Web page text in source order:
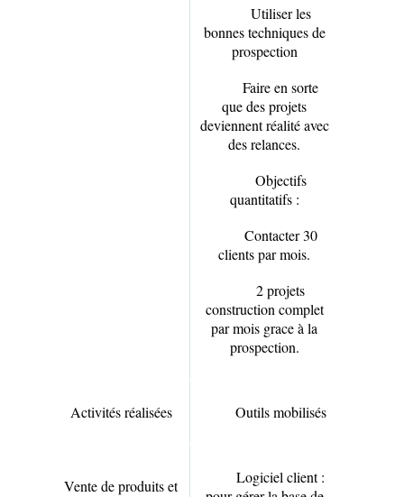
Utiliser les
bonnes techniques de
prospection
Faire en sorte
que des projets
deviennent réalité avec
des relances.
Objectifs
quantitatifs :
Contacter 30
clients par mois.
2 projets
construction complet
par mois grace à la
prospection.
Activités réalisées Outils mobilisés
Vente de produits et
Logiciel client :